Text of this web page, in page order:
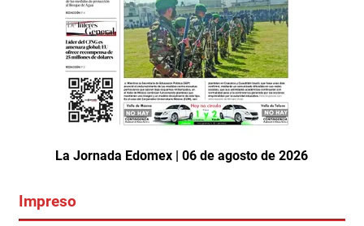
La Jornada Edomex | 06 de agosto de 2026
Impreso